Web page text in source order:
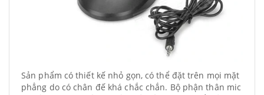
Sản phẩm có thiết kế nhỏ gọn, có thể đặt trên mọi mặt
phẳng do có chân đế khá chắc chắn. Bộ phận thân mic